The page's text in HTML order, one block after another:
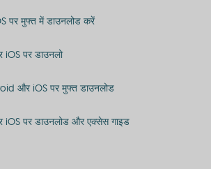
पर मुफ्त में डाउनलोड करें
पर डाउनलो
और iOS पर मुफ्त डाउनलोड
पर डाउनलोड और एक्सेस गाइड